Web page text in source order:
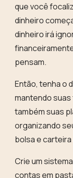
que você
dinheiro
dinheiro irá
pensam.
Então, tenha o
mantendo
também suas
organizando
bolsa e
Crie um
contas em